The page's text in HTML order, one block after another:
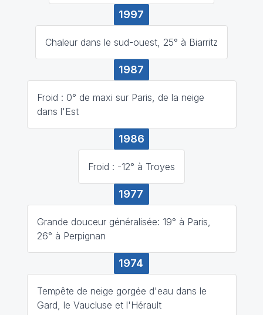
1997
Chaleur dans le sud-ouest, 25° à Biarritz
1987
Froid : 0° de maxi sur Paris, de la neige
dans l'Est
1986
Froid : -12° à Troyes
1977
Grande douceur généralisée: 19° à Paris,
26° à Perpignan
1974
Tempête de neige gorgée d'eau dans le
Gard, le Vaucluse et l'Hérault